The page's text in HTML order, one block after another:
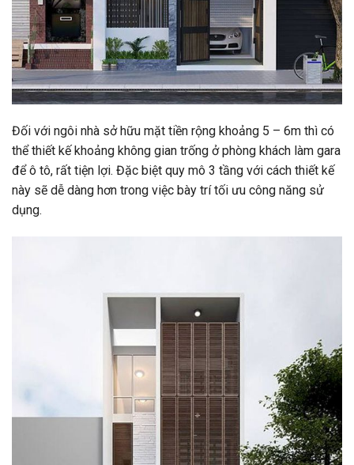
Đối với ngôi nhà sở hữu mặt tiền rộng khoảng 5 – 6m thì có
thể thiết kế khoảng không gian trống ở phòng khách làm gara
để ô tô, rất tiện lợi. Đặc biệt quy mô 3 tầng với cách thiết kế
này sẽ dễ dàng hơn trong việc bày trí tối ưu công năng sử
dụng.